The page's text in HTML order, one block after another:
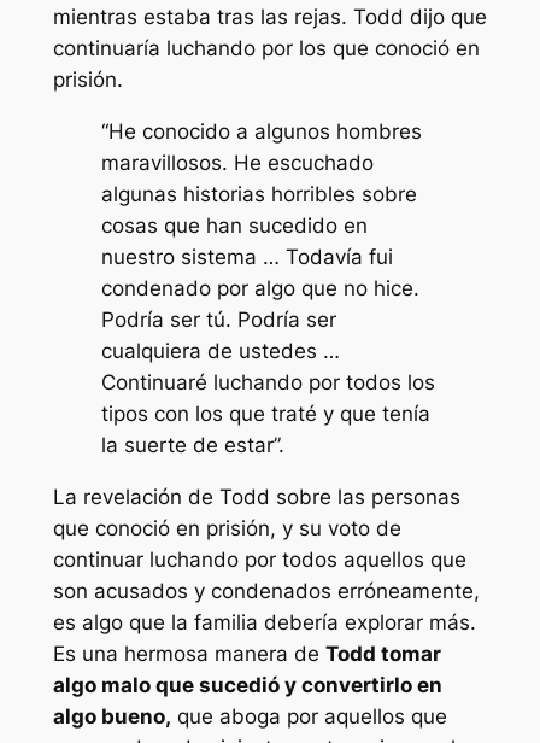
mientras estaba tras las rejas. Todd dijo que
continuaría luchando por los que conoció en
prisión.
“He conocido a algunos hombres
maravillosos. He escuchado
algunas historias horribles sobre
cosas que han sucedido en
nuestro sistema … Todavía fui
condenado por algo que no hice.
Podría ser tú. Podría ser
cualquiera de ustedes …
Continuaré luchando por todos los
tipos con los que traté y que tenía
la suerte de estar”.
La revelación de Todd sobre las personas
que conoció en prisión, y su voto de
continuar luchando por todos aquellos que
son acusados ​​y condenados erróneamente,
es algo que la familia debería explorar más.
Es una hermosa manera de Todd tomar
algo malo que sucedió y convertirlo en
algo bueno, que aboga por aquellos que